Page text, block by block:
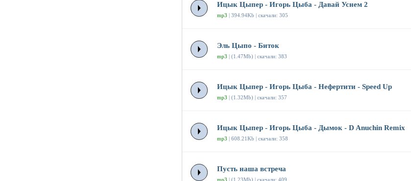
Ицык Цыпер - Игорь Цыба - Давай Уснем 2
mp3 | 394.94Kb | скачали: 305
Эль Цыпо - Биток
mp3 | (1.47Mb) | скачали: 383
Ицык Цыпер - Игорь Цыба - Нефертити - Speed Up
mp3 | (1.32Mb) | скачали: 357
Ицык Цыпер - Игорь Цыба - Дымок - D Anuchin Remix
mp3 | 608.21Kb | скачали: 358
Пусть наша встреча
mp3 | (1.23Mb) | скачали: 409